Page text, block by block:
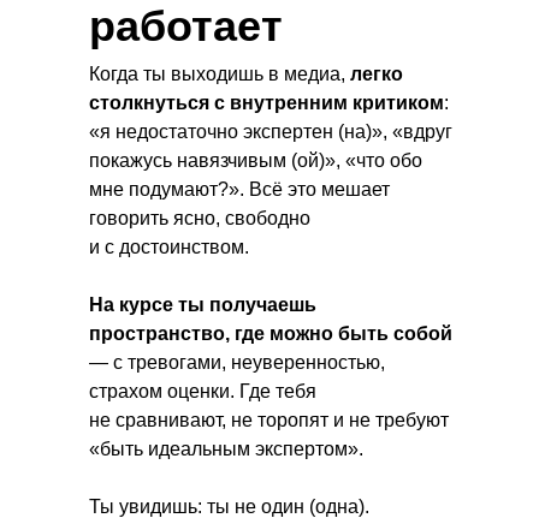
работает
Когда ты выходишь в медиа, легко
столкнуться с внутренним критиком:
«я недостаточно экспертен (на)», «вдруг
покажусь навязчивым (ой)», «что обо
мне подумают?». Всё это мешает
говорить ясно, свободно
и с достоинством.
На курсе ты получаешь
пространство, где можно быть собой
— с тревогами, неуверенностью,
страхом оценки. Где тебя
не сравнивают, не торопят и не требуют
«быть идеальным экспертом».
Ты увидишь: ты не один (одна).